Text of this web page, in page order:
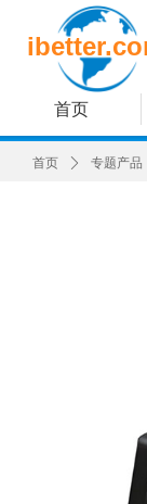
首页
首页 ꄲ 专题产品